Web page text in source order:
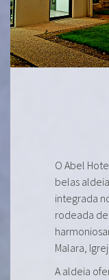
O Abel
belas
integrada
rodeada
Malara,
A aldeia